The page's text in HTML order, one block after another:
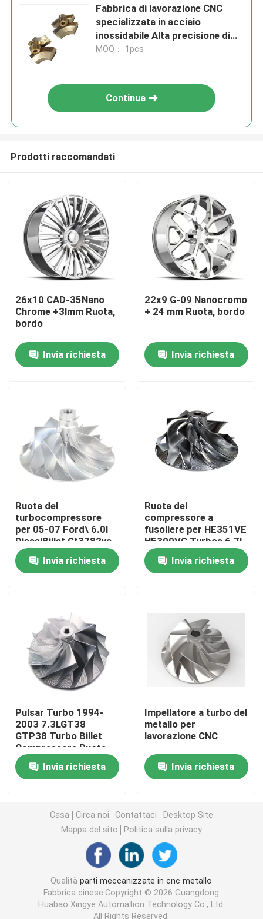
Casa.
Prodotti
Su di noi
Visita alla fabbrica
Controllo della qualità
Contattaci
Notizie
Chiedi un preventivo
parti meccanizzate in cnc metallo
parti meccaniche di CNC
Parti di automazione CNC
Parti girate precisione
Il CNC ha girato le parti
Pezzi stampati ad iniezione
Fabbrica di lavorazione CNC
specializzata in acciaio
inossidabile Alta precisione di
ottone / titanio
MOQ： 1pcs
Continua
Prodotti raccomandati
26x10 CAD-35Nano
Chrome +3lmm Ruota,
bordo
Invia richiesta
22x9 G-09 Nanocromo
+ 24 mm Ruota, bordo
Invia richiesta
Ruota del
turbocompressore
per 05-07 Ford\ 6.0l
DieselBillet Gt3782va
Invia richiesta
Ruota del
compressore a
fusoliere per HE351VE
HE300VG Turbos 6.7l
Cummins
Invia richiesta
Pulsar Turbo 1994-
2003 7.3LGT38
GTP38 Turbo Billet
Compressore Ruota
Invia richiesta
Impellatore a turbo del
metallo per
lavorazione CNC
Invia richiesta
Casa Circa noi Contattaci
Desktop Site
Mappa del sito
Politica sulla privacy
Qualitàparti meccanizzate in cnc metallo
Fabbrica cinese.Copyright © 2026 Guangdong
Huabao Xingye Automation Technology Co., Ltd.
All Rights Reserved.